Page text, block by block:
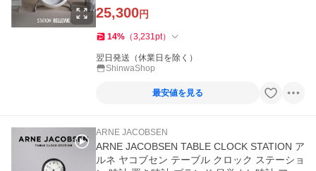
25,300円
14% （3,231pt）
翌日発送（休業日を除く）
ShinwaShop
最安値を見る
ARNE JACOBSEN
ARNE JACOBSEN TABLE CLOCK STATION ア
ルネ ヤコブセン テーブル クロック ステーショ